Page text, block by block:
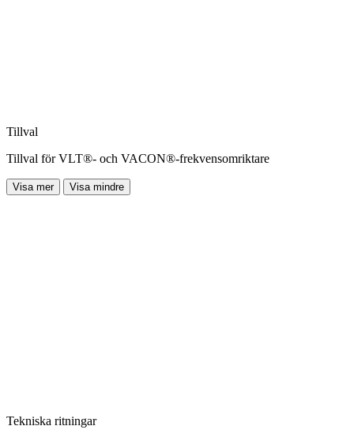
Tillval
Tillval för VLT®- och VACON®-frekvensomriktare
Visa mer Visa mindre
Tekniska ritningar